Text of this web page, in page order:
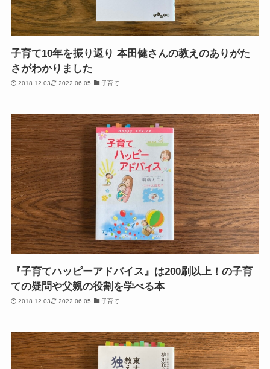
子育て10年を振り返り 本田健さんの教えのありがた
さがわかりました
2018.12.03 2022.06.05 子育て
『子育てハッピーアドバイス』は200刷以上！の子育
ての疑問や父親の役割を学べる本
2018.12.03 2022.06.05 子育て